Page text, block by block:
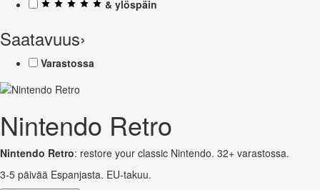
& ylöspäin
Saatavuus›
Varastossa
Nintendo Retro
Nintendo Retro: restore your classic Nintendo. 32+ varastossa.
3-5 päivää Espanjasta. EU-takuu.